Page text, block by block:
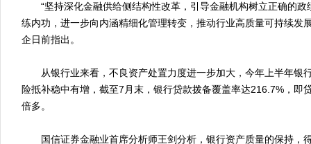
“坚持深化金融供给侧结构性改革，引导金融机构树立正确的政
练内功，进一步向内涵精细化管理转变，推动行业高质量可持续发
企日前指出。
从银行业来看，不良资产处置力度进一步加大，今年上半年银
险抵补稳中有增，截至7月末，银行贷款拨备覆盖率达216.7%，即
倍多。
国信证券金融业首席分析师王剑分析，银行资产质量的保持，